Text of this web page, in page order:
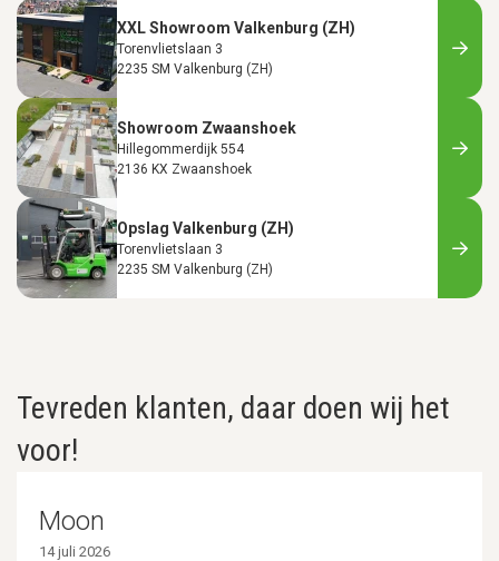
XXL Showroom Valkenburg (ZH)
Torenvlietslaan 3
2235 SM Valkenburg (ZH)
Showroom Zwaanshoek
Hillegommerdijk 554
2136 KX Zwaanshoek
Opslag Valkenburg (ZH)
Torenvlietslaan 3
2235 SM Valkenburg (ZH)
Tevreden klanten, daar doen wij het
voor!
Moon
14 juli 2026